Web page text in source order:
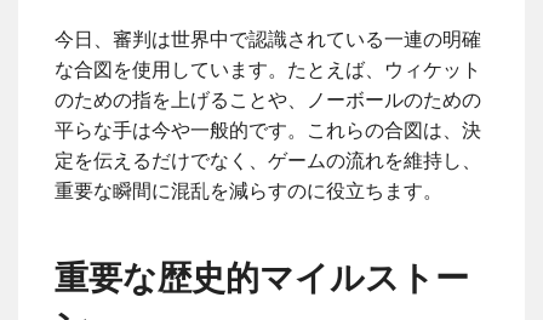
今日、審判は世界中で認識されている一連の明確
な合図を使用しています。たとえば、ウィケット
のための指を上げることや、ノーボールのための
平らな手は今や一般的です。これらの合図は、決
定を伝えるだけでなく、ゲームの流れを維持し、
重要な瞬間に混乱を減らすのに役立ちます。
重要な歴史的マイルストー